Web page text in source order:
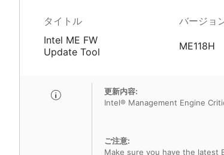
タイトル バージョ
Intel ME FW
Update Tool
ME118H
更新内容:
Intel® Management Engine
ご注意:
Make sure you have the latest